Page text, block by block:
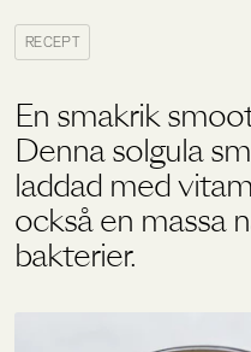
Kit
Digitalt behovstest
Hälsotester
RECEPT
En smakrik
Denna solgula
laddad med
också en massa
bakterier.